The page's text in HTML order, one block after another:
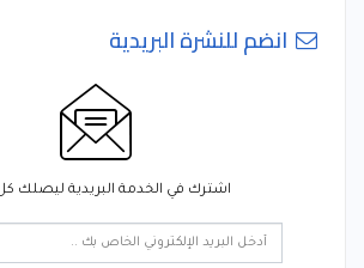
انضم للنشرة البريدية
اشترك في الخدمة البريدية ليصلك